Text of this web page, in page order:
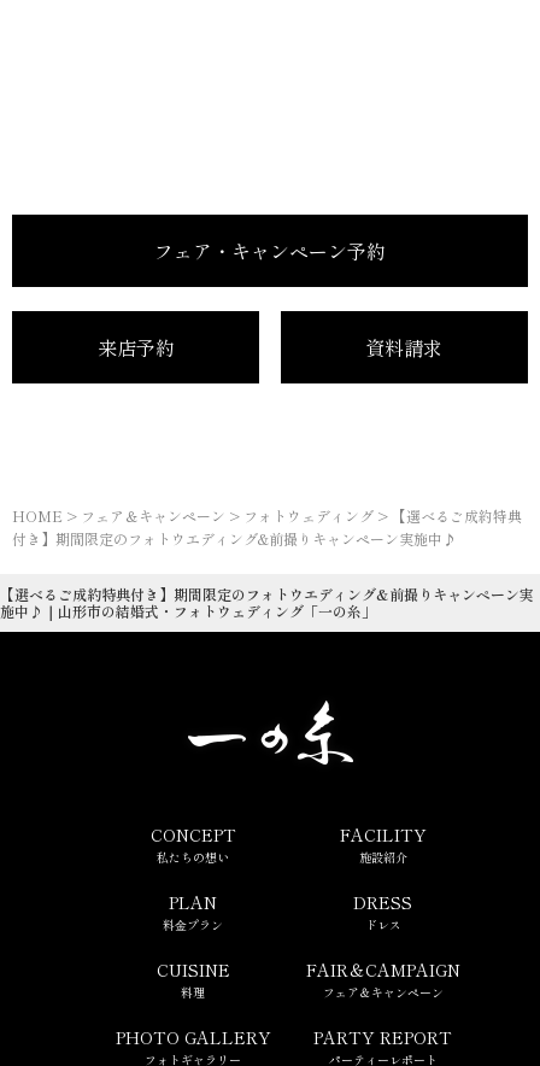
フェア・キャンペーン予約
来店予約 資料請求
HOME > フェア＆キャンペーン > フォトウェディング > 【選べるご成約特典
付き】期間限定のフォトウエディング&前撮りキャンペーン実施中♪
【選べるご成約特典付き】期間限定のフォトウエディング&前撮りキャンペーン実
施中♪｜山形市の結婚式・フォトウェディング「一の糸」
CONCEPT
私たちの想い
FACILITY
施設紹介
PLAN
料⾦プラン
DRESS
ドレス
CUISINE
料理
FAIR＆CAMPAIGN
フェア＆キャンペーン
PHOTO GALLERY
フォトギャラリー
PARTY REPORT
パーティーレポート